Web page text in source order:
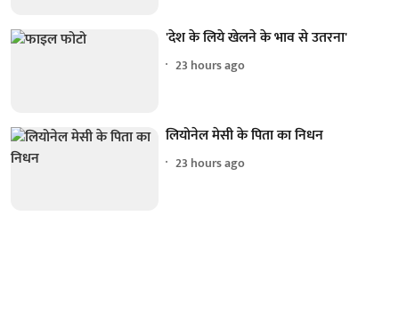
'देश के लिये खेलने के भाव से उतरना'
23 hours ago
लियोनेल मेसी के पिता का निधन
23 hours ago